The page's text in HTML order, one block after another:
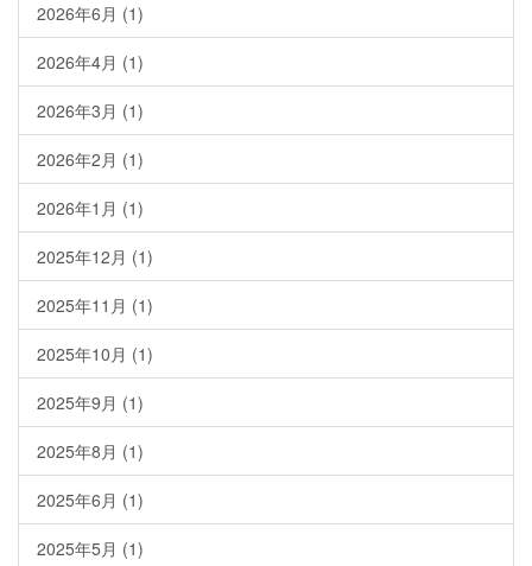
2026年6月 (1)
2026年4月 (1)
2026年3月 (1)
2026年2月 (1)
2026年1月 (1)
2025年12月 (1)
2025年11月 (1)
2025年10月 (1)
2025年9月 (1)
2025年8月 (1)
2025年6月 (1)
2025年5月 (1)